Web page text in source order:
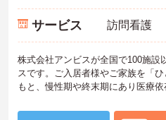
サービス 訪問看護
株式会社アンビスが全国で100施設
スです。ご入居者様やご家族を「
もと、慢性期や終末期にあり医療
護師が24時間常駐しています。急